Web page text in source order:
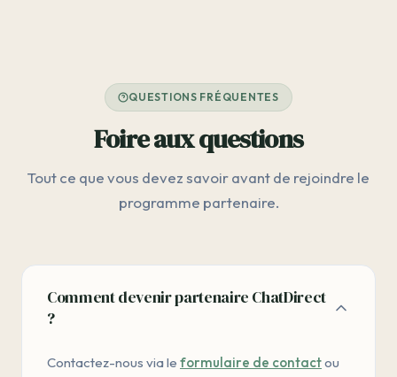
QUESTIONS FRÉQUENTES
Foire aux questions
Tout ce que vous devez savoir avant de rejoindre le
programme partenaire.
Comment devenir partenaire ChatDirect
?
Contactez-nous via le formulaire de contactou